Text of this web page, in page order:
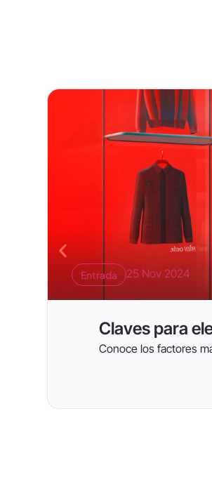
Entrada 25 Nov 2024
Claves para
Conoce los factores